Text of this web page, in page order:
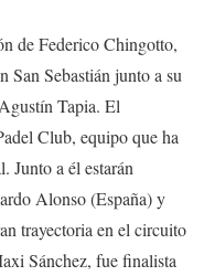
de Federico Chingotto,
San Sebastián junto a su
Tapia. El
Club, equipo que ha
Junto a él estarán
Alonso (España) y
trayectoria en el circuito
Sánchez, fue finalista